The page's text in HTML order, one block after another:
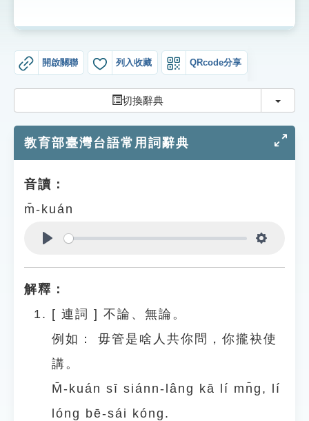
生字詞彙表
知識索引
遊戲專區
貓頭鷹博士
開啟關聯 列入收藏 QRcode分享
切換辭典 切換
教育部臺灣台語常用詞辭典
音讀：
m̄-kuán
解釋：
[ 連詞 ] 不論、無論。
例如：
毋管是啥人共你問，你攏袂使
講。
M̄-kuán sī siánn-lâng kā lí mn̄g, lí
lóng bē-sái kóng.